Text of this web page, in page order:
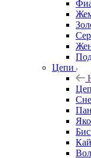
Цепи